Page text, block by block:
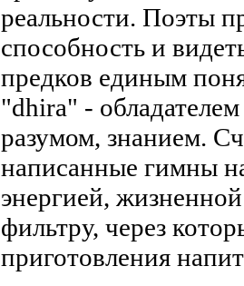
реальности. Поэты
способность и
предков единым
"dhira" -
разумом, знанием.
написанные гимны
энергией,
фильтру, через
приготовления